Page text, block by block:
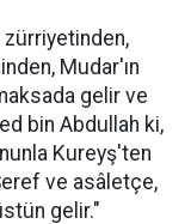
zürriyetinden,
Mudar'ın
gelir ve
bin Abdullah ki,
Kureyş'ten
ve asâletçe,
gelir."